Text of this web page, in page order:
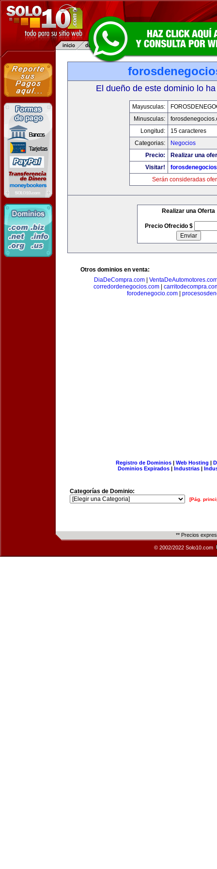
El dueño de este dominio lo
Mayusculas:
Minusculas:
Longitud:
15 caracteres
Categorias:
Negocios
Precio:
Realizar una
Visitar!
Serán consideradas
Realizar una Oferta
Precio Ofrecido $
Otros dominios en venta:
DiaDeCompra.com|
corredordenegocios.com
forodenegocio.com
Registro de Dominios| Web Hosting |
Dominios Expirados | Industrias |
Categorías de Dominio:
[Pág.
** Precios
© 2002/2022 Solo10.com